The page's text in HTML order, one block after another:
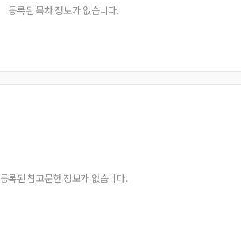
등록된 목차 정보가 없습니다.
등록된 참고문헌 정보가 없습니다.